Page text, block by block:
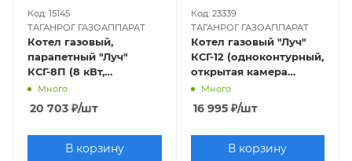
Код: 15145
ТАГАНРОГ ГАЗОАППАРАТ
Котел газовый,
парапетный "Луч"
КСГ-8П (8 кВт,
одноконтурный,
закрытая камера),
труба отдельно
Много
20 703 ₽/шт
В корзину
Код: 23339
ТАГАНРОГ ГАЗОАППАРАТ
Котел газовый "Луч"
КСГ-12 (одноконтурный,
открытая камера
сгорания)
Много
16 995₽/шт
В корзину